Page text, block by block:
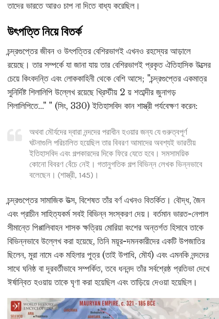
তাদের ভারতে আরও চাপ না দিতে বাধ্য করেছিল।
উৎপত্তি নিয়ে বিতর্ক
চন্দ্রগুপ্তের জীবন ও উৎপত্তির বেশিরভাগই এখনও রহস্যের আড়ালে
রয়েছে। তার সম্পর্কে যা জানা যায় তার বেশিরভাগই প্রকৃত ঐতিহাসিক উত্সের
চেয়ে কিংবদন্তি এবং লোককাহিনী থেকে বেশি আসে; "চন্দ্রগুপ্তের একমাত্র
সুনির্দিষ্ট শিলালিপি উল্লেখ রয়েছে খ্রিস্টীয় 2 য় শতাব্দীর জুনাগড়
শিলালিপিতে..." " (সিং, 330) ইতিহাসবিদ কান শাস্ত্রী পর্যবেক্ষণ করেন:
অথবা মৌর্যদের দ্বারা নন্দদের পরাধীন হওয়ার জন্য যে গুরুত্বপূর্ণ
ঘটনাগুলি পরিচালিত হয়েছিল তার বিবরণ আমাদের অবশ্যই ভারতীয়
ইতিহাসবিদ এবং গল্পকারদের দিকে ফিরে যেতে হবে। সমসাময়িক
কোনো বিবরণ বেঁচে নেই। গতানুগতিক গল্প বিভিন্ন লেখক ভিন্নভাবে
বলেছেন। (শাস্ত্রী, 145)।
চন্দ্রগুপ্তের সামাজিক উত্স, বিশেষত তাঁর বর্ণ এখনও বিতর্কিত। বৌদ্ধ, জৈন
এবং প্রাচীন সাহিত্যকর্ম সবই বিভিন্ন সংস্করণ দেয়। বর্তমান ভারত-নেপাল
সীমান্তে পিপ্পালিবাহন শাসক ক্ষত্রিয় মোরিয়া বংশের অন্তর্গত হিসাবে তাকে
বিভিন্নভাবে উল্লেখ করা হয়েছে, তিনি ময়ূর-দমনকারীদের একটি উপজাতির
ছিলেন, মুরা নামে এক মহিলার পুত্র (তাই উপাধি, মৌর্য) এবং এমনকি নন্দদের
সাথে ঘনিষ্ঠ বা দূরবর্তীভাবে সম্পর্কিত, তবে ধননন্দ তাঁর সর্বশ্রেষ্ঠ প্রতিভা দেখে
ঈর্ষান্বিত হওয়ায় তাকে ঘৃণা করা হয়েছিল এবং তাড়িয়ে দেওয়া হয়েছিল।